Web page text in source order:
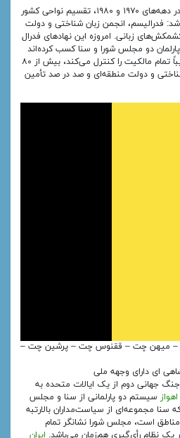
از طریق اصلاحات قانون اساسی در دهه‌های ۱۹۷۰ و ۱۹۸۰، تقسیم نواحی کشور
فدرالیسم، انجمن زبان شناختی و دولت
زبانی. امروزه این نهادهای فدرال
دو مجلس شورا و سنا کسب کرده‌اند
در حالی که دولت ملی هنوز تقریباً تمام مالکیت را کنترل می‌کند، بیش از ۸۰
و دولت منطقه‌ای و صد در صد تأمین
میهن چت – ققنوس چت – پرشین چت –
ای دارای وجهه ملی
جهانی دوم از یک ایالات متحده به
سیستم دو پارلمانی از سنا و مجلس
مجموعه‌ای از سیاست‌مداران بالارتبه
است، مجلس شورا نشانگر تمام
یک نظام رأی‌گیری هم‌زمان می‌باشد. ایران